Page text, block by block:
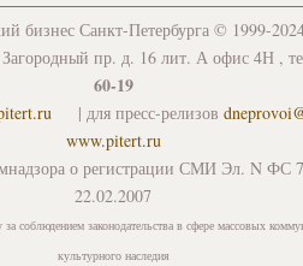
бизнес Санкт-Петербурга © 1999-
Загородный пр. д. 16 лит. А офис 4Н ,
60-19
| для пресс-релизов
www.pitert.ru
о регистрации СМИ Эл. N ФС
22.02.2007
соблюдением законодательства в сфере массовых
культурного наследия